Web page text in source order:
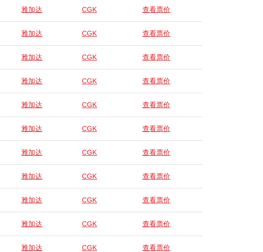
雅加达 CGK 查看票价
雅加达 CGK 查看票价
雅加达 CGK 查看票价
雅加达 CGK 查看票价
雅加达 CGK 查看票价
雅加达 CGK 查看票价
雅加达 CGK 查看票价
雅加达 CGK 查看票价
雅加达 CGK 查看票价
雅加达 CGK 查看票价
雅加达 CGK 查看票价